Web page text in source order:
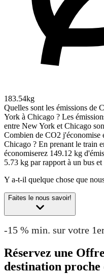
183.54kg
Quelles sont les émissions de
York à Chicago ? Les
entre New York et Chicago
Combien de CO2 j'économise
Chicago ? En prenant le train
économiserez 149.12 kg
5.73 kg par rapport à un bus
Y a-t-il quelque chose que
Faites le nous savoir!
-15 % min. sur votre
Réservez une
destination